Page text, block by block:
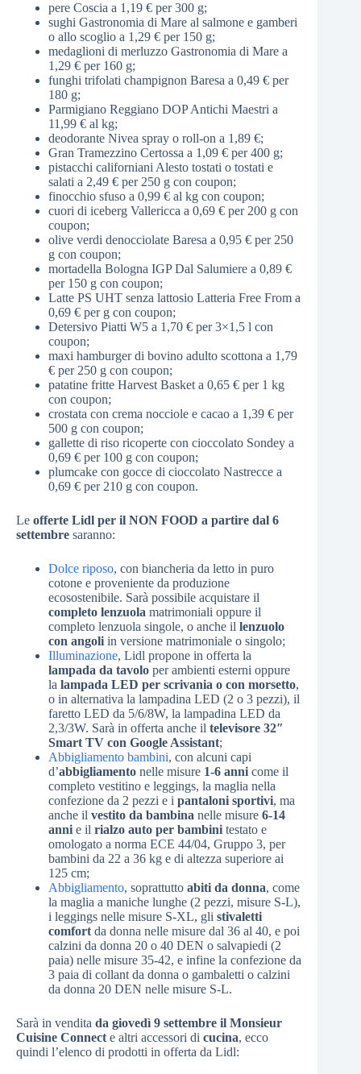
pere Coscia a 1,19 € per 300 g;
sughi Gastronomia di Mare al salmone e gamberi
o allo scoglio a 1,29 € per 150 g;
medaglioni di merluzzo Gastronomia di Mare a
1,29 € per 160 g;
funghi trifolati champignon Baresa a 0,49 € per
180 g;
Parmigiano Reggiano DOP Antichi Maestri a
11,99 € al kg;
deodorante Nivea spray o roll-on a 1,89 €;
Gran Tramezzino Certossa a 1,09 € per 400 g;
pistacchi californiani Alesto tostati o tostati e
salati a 2,49 € per 250 g con coupon;
finocchio sfuso a 0,99 € al kg con coupon;
cuori di iceberg Vallericca a 0,69 € per 200 g con
coupon;
olive verdi denocciolate Baresa a 0,95 € per 250
g con coupon;
mortadella Bologna IGP Dal Salumiere a 0,89 €
per 150 g con coupon;
Latte PS UHT senza lattosio Latteria Free From a
0,69 € per g con coupon;
Detersivo Piatti W5 a 1,70 € per 3×1,5 l con
coupon;
maxi hamburger di bovino adulto scottona a 1,79
€ per 250 g con coupon;
patatine fritte Harvest Basket a 0,65 € per 1 kg
con coupon;
crostata con crema nocciole e cacao a 1,39 € per
500 g con coupon;
gallette di riso ricoperte con cioccolato Sondey a
0,69 € per 100 g con coupon;
plumcake con gocce di cioccolato Nastrecce a
0,69 € per 210 g con coupon.
Le offerte Lidl per il NON FOOD a partire dal 6
settembre saranno:
Dolce riposo, con biancheria da letto in puro
cotone e proveniente da produzione
ecosostenibile. Sarà possibile acquistare il
completo lenzuola matrimoniali oppure il
completo lenzuola singole, o anche il lenzuolo
con angoli in versione matrimoniale o singolo;
Illuminazione, Lidl propone in offerta la
lampada da tavolo per ambienti esterni oppure
la lampada LED per scrivania o con morsetto,
o in alternativa la lampadina LED (2 o 3 pezzi), il
faretto LED da 5/6/8W, la lampadina LED da
2,3/3W. Sarà in offerta anche il televisore 32″
Smart TV con Google Assistant;
Abbigliamento bambini, con alcuni capi
d’abbigliamento nelle misure 1-6 anni come il
completo vestitino e leggings, la maglia nella
confezione da 2 pezzi e i pantaloni sportivi, ma
anche il vestito da bambina nelle misure 6-14
anni e il rialzo auto per bambini testato e
omologato a norma ECE 44/04, Gruppo 3, per
bambini da 22 a 36 kg e di altezza superiore ai
125 cm;
Abbigliamento, soprattutto abiti da donna, come
la maglia a maniche lunghe (2 pezzi, misure S-L),
i leggings nelle misure S-XL, gli stivaletti
comfort da donna nelle misure dal 36 al 40, e poi
calzini da donna 20 o 40 DEN o salvapiedi (2
paia) nelle misure 35-42, e infine la confezione da
3 paia di collant da donna o gambaletti o calzini
da donna 20 DEN nelle misure S-L.
Sarà in vendita da giovedì 9 settembre il Monsieur
Cuisine Connect e altri accessori di cucina, ecco
quindi l’elenco di prodotti in offerta da Lidl: